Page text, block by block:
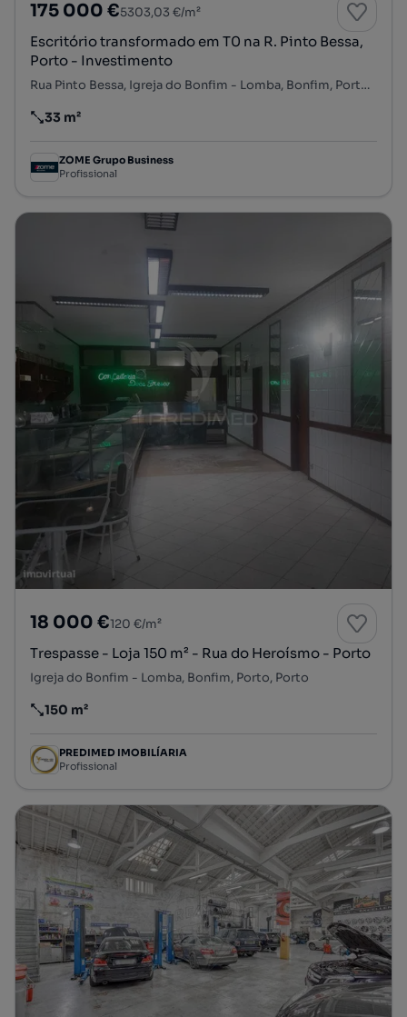
175 000 €5303,03 €/m²
Escritório transformado em T0 na R. Pinto Bessa,
Porto - Investimento
Rua Pinto Bessa, Igreja do Bonfim - Lomba, Bonfim, Porto, Porto
Preço por metro quadrado
33 m²
ZOME Grupo Business
Profissional
18 000 €120 €/m²
Trespasse - Loja 150 m² - Rua do Heroísmo - Porto
Igreja do Bonfim - Lomba, Bonfim, Porto, Porto
Preço por metro quadrado
150 m²
PREDIMED IMOBILÍARIA
Profissional